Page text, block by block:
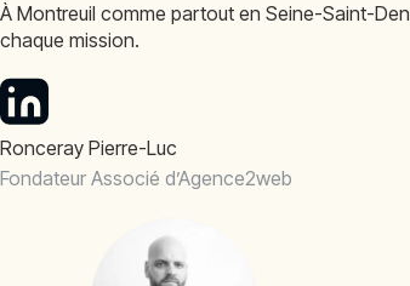
À Montreuil comme partout en Seine-Saint-
chaque mission.
Ronceray Pierre-Luc
Fondateur Associé d’Agence2web